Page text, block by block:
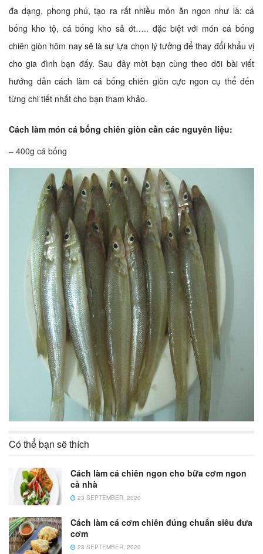
đa dạng, phong phú, tạo ra rất nhiều món ăn ngon như là: cá
bống kho tộ, cá bống kho sả ớt….. đặc biệt với món cá bống
chiên giòn hôm nay sẽ là sự lựa chọn lý tưởng để thay đổi khẩu vị
cho gia đình bạn đấy. Sau đây mời bạn cùng theo dõi bài viết
hướng dẫn cách làm cá bống chiên giòn cực ngon cụ thể đến
từng chi tiết nhất cho bạn tham khảo.
Cách làm món cá bống chiên giòn cần các nguyên liệu:
– 400g cá bống
Có thể bạn sẽ thích
Cách làm cá chiên ngon cho bữa cơm ngon
cả nhà
23 SEPTEMBER, 2020
Cách làm cá cơm chiên đúng chuẩn siêu đưa
cơm
23 SEPTEMBER, 2020